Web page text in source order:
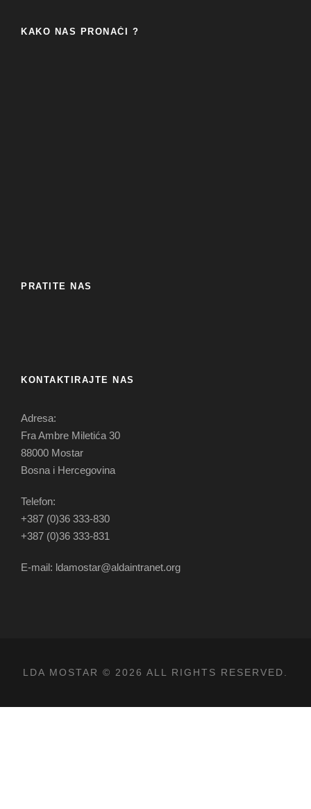
KAKO NAS PRONAĆI ?
PRATITE NAS
KONTAKTIRAJTE NAS
Adresa:
Fra Ambre Miletića 30
88000 Mostar
Bosna i Hercegovina
Telefon:
+387 (0)36 333-830
+387 (0)36 333-831
E-mail: ldamostar@aldaintranet.org
LDA MOSTAR © 2026 ALL RIGHTS RESERVED.